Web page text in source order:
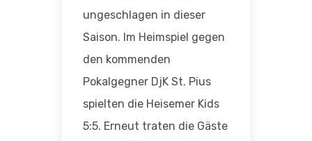
ungeschlagen in dieser
Saison. Im Heimspiel gegen
den kommenden
Pokalgegner DjK St. Pius
spielten die Heisemer Kids
5:5. Erneut traten die Gäste